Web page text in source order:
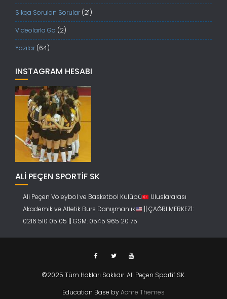
Sıkça Sorulan Sorular (21)
Videolarla Go (2)
Yazılar (64)
INSTAGRAM HESABI
ALİ PEÇEN SPORTİF SK
Ali Peçen Voleybol ve Basketbol Kulübü
Uluslararası
Akademik ve Atletik Burs Danışmanlık
|| ÇAĞRI MERKEZİ:
0216 510 05 05 || GSM: 0545 965 20 75
©2025 Tüm Hakları Saklıdır. Ali Peçen Sportif SK.
Education Base byAcme Themes